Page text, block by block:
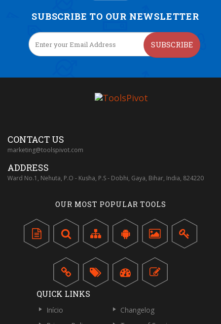
SUBSCRIBE TO OUR NEWSLETTER
SUBSCRIBE
CONTACT US
marketing@toolspivot.com
ADDRESS
Ward No.1, Nehuta, P.O - Kusha, P.S - Dobhi, Gaya, Bihar, India, 824220
OUR MOST POPULAR TOOLS
QUICK LINKS
Início
Changelog